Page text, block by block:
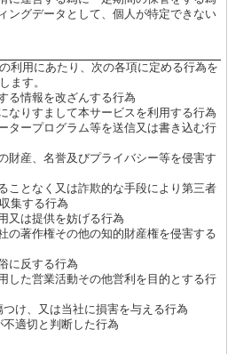
ングデータとして、個人が特定できない
利用にあたり、次の各項に定める行為を
ます。
る情報を改ざんする行為
なりすまして本サービスを利用する行為
タープログラム等を送信又は書き込む行
財産、名誉及びプライバシー等を侵害す
ことなく又は詐欺的な手段により第三者
集する行為
又は提供を妨げる行為
の著作権その他の知的財産権を侵害する
に反する行為
した営業活動その他営利を目的とする行
つけ、又は当社に損害を与える行為
不適切と判断した行為